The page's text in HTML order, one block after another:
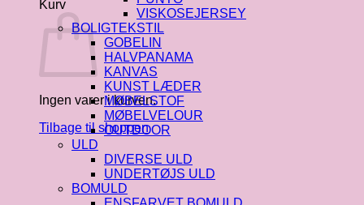
Kurv
Ingen varer i kurven.
Tilbage til shoppen
VISKOSEJERSEY
BOLIGTEKSTIL
GOBELIN
HALVPANAMA
KANVAS
KUNST LÆDER
MØBELSTOF
MØBELVELOUR
OUTDOOR
ULD
DIVERSE ULD
UNDERTØJS ULD
BOMULD